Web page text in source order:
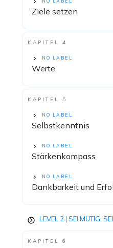
Ziele setzen
KAPITEL 4
NO LABEL
Werte
KAPITEL 5
NO LABEL
Selbstkenntnis
NO LABEL
Stärkenkompass
NO LABEL
Dankbarkeit und
LEVEL 2 | SEI MUTIG:
KAPITEL 6